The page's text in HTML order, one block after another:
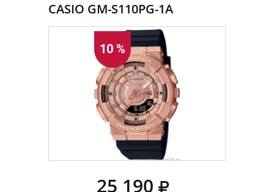
CASIO GM-S110PG-1A
10 %
25 190